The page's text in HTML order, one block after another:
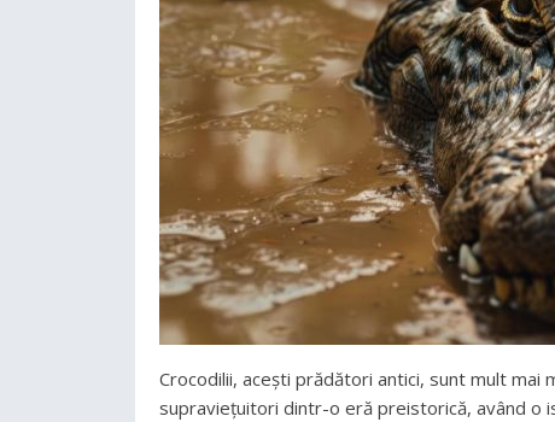
Crocodilii, acești prădători antici, sunt mult
supraviețuitori dintr-o eră preistorică, având o